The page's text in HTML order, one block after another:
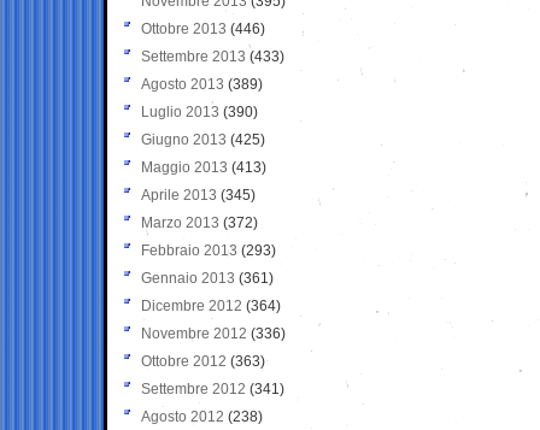
Ottobre 2013 (446)
Settembre 2013 (433)
Agosto 2013 (389)
Luglio 2013 (390)
Giugno 2013 (425)
Maggio 2013 (413)
Aprile 2013 (345)
Marzo 2013 (372)
Febbraio 2013 (293)
Gennaio 2013 (361)
Dicembre 2012 (364)
Novembre 2012 (336)
Ottobre 2012 (363)
Settembre 2012 (341)
Agosto 2012 (238)